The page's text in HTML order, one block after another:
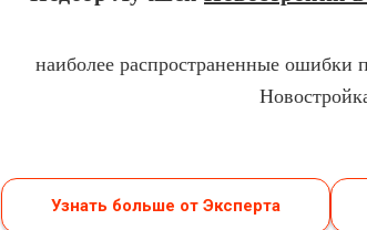
наиболее распространенные ошибки
Узнать больше от Эксперта